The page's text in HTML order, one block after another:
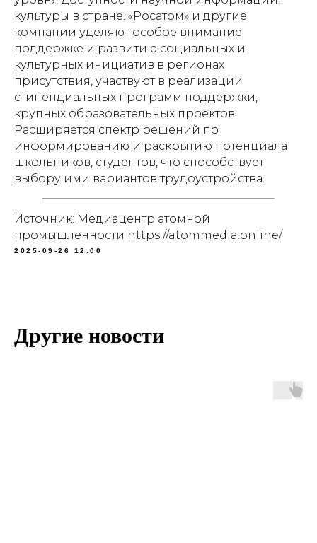
культуры в стране. «Росатом» и другие
компании уделяют особое внимание
поддержке и развитию социальных и
культурных инициатив в регионах
присутствия, участвуют в реализации
стипендиальных программ поддержки,
крупных образовательных проектов.
Расширяется спектр решений по
информированию и раскрытию потенциала
школьников, студентов, что способствует
выбору ими вариантов трудоустройства.
Источник: Медиацентр атомной
промышленности https://atommedia.online/
2025-09-26 12:00
Другие новости